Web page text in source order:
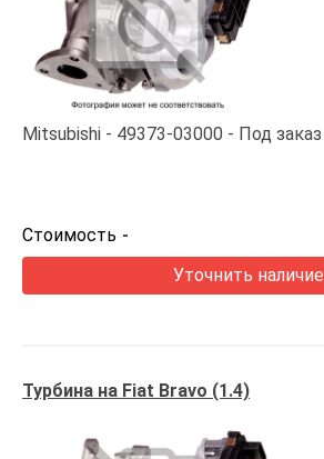
Mitsubishi 49373-03000 Под заказ
Стоимость -
Уточнить наличие
Турбина на Fiat Bravo (1.4)